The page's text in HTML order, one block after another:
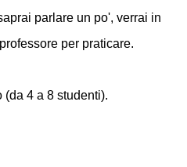
parlare un po', verrai in
per praticare.
(da 4 a 8 studenti).